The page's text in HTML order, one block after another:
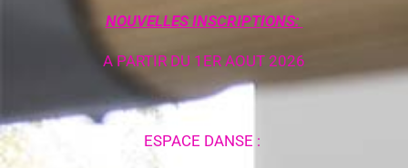
NOUVELLES INSCRIPTIONS:
A PARTIR DU 1ER AOUT 2026
ESPACE DANSE :